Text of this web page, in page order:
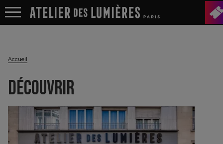
Accueil
DÉCOUVRIR